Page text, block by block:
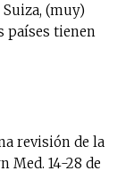
(muy)
países tienen
revisión de la
14-28 de